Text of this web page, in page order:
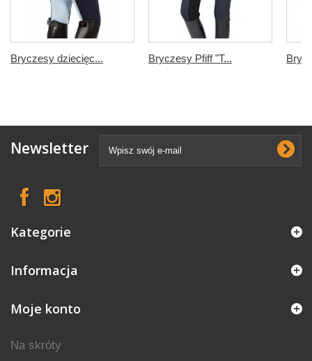
Bryczesy dziecięc... Bryczesy Pfiff "T...
Newsletter
Kategorie
Informacja
Moje konto
Na skróty